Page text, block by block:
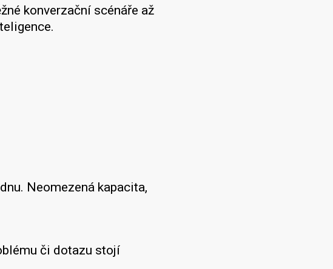
konverzační scénáře až
Neomezená kapacita,
či dotazu stojí